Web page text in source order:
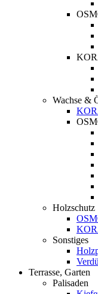
Wachse &
Holzschutz
Sonstiges
Terrasse, Garten
Palisaden